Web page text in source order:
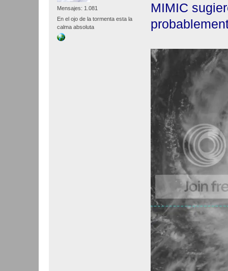
Mensajes: 1.081
En el ojo de la tormenta esta la
calma absoluta
MIMIC